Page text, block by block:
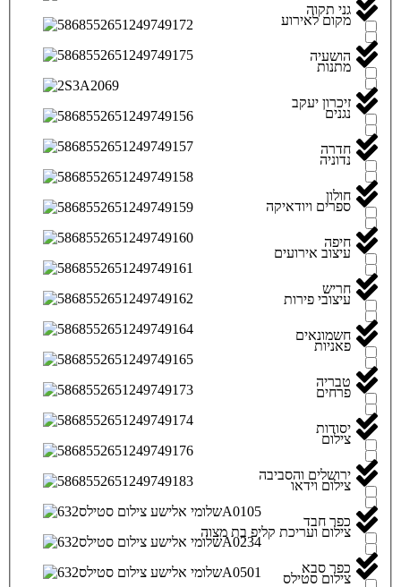
מקום לאירוע
מתנות
נגנים
נדוניה
ספרים ויודאיקה
עיצוב אירועים
עיצובי פירות
פאניות
פרחים
צילום
צילום וידאו
צילום ועריכת קליפ בת מצוה
צילום סטילס
גני תקוה
הושעיה
זיכרון יעקב
חדרה
חולון
חיפה
חריש
חשמונאים
טבריה
יסודות
ירושלים והסביבה
כפר חבד
כפר סבא